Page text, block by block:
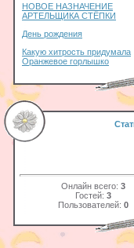
НОВОЕ НАЗНАЧЕНИЕ
АРТЕЛЬЩИКА СТЁПКИ
День рождения
Какую хитрость придумала
Оранжевое горлышко
Онлайн всего: 3
Гостей: 3
Пользователей: 0